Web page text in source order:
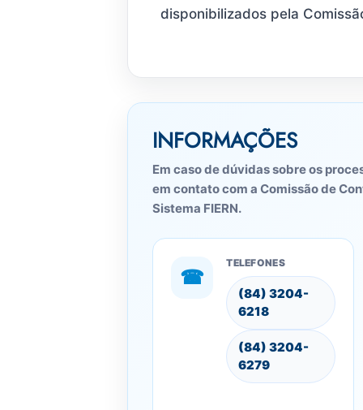
disponibilizados pela
INFORMAÇÕES
Em caso de dúvidas sobre os
em contato com a Comissão de
Sistema FIERN.
☎
TELEFONES
(84) 3204-
6218
(84) 3204-
6279